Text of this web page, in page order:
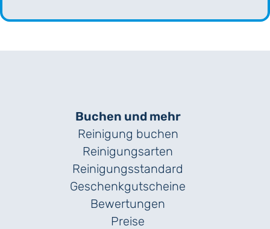
Buchen und mehr
Reinigung buchen
Reinigungsarten
Reinigungs­standard
Geschenk­gutscheine
Bewertungen
Preise